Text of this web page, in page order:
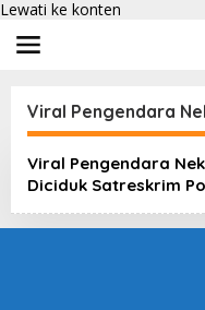
Lewati ke konten
Viral Pengendara
Viral Pengendara
Diciduk Satreskrim